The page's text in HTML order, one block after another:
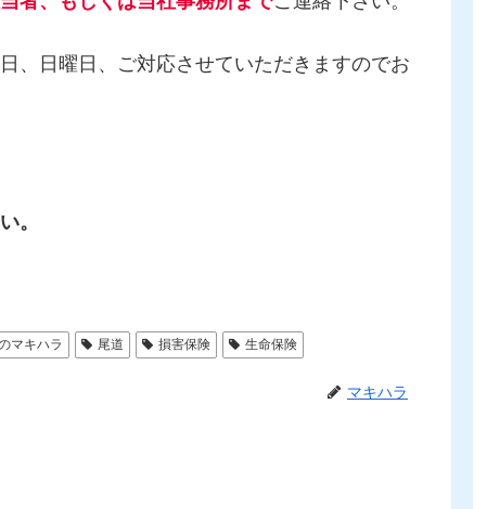
、日曜日、ご対応させていただきますのでお
。
マキハラ 尾道 損害保険 生命保険
マキハラ